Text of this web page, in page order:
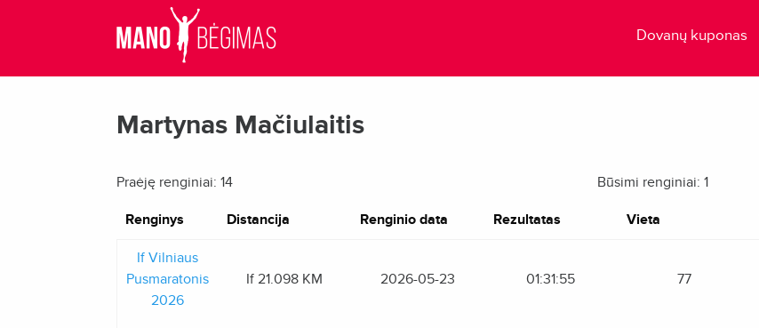
Dovanų kuponas
Martynas Mačiulaitis
Praėję renginiai: 14 Būsimi renginiai: 1
Renginys Distancija Renginio data Rezultatas Vieta
If Vilniaus
Pusmaratonis
2026
If 21.098 KM 2026-05-23 01:31:55 77